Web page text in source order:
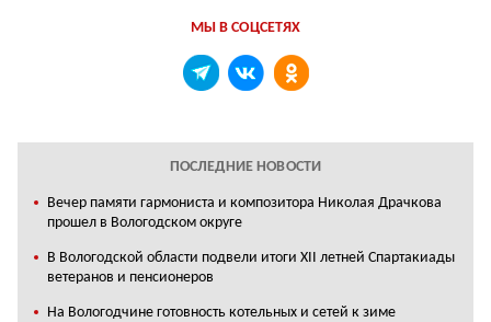
МЫ В СОЦСЕТЯХ
ПОСЛЕДНИЕ НОВОСТИ
Вечер памяти гармониста и композитора Николая Драчкова
прошел в Вологодском округе
В Вологодской области подвели итоги XII летней Спартакиады
ветеранов и пенсионеров
На Вологодчине готовность котельных и сетей к зиме